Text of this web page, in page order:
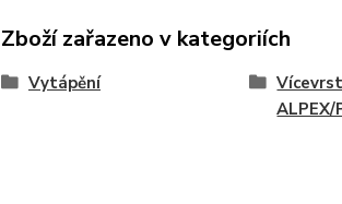
Zboží zařazeno v kategoriích
Vytápění
ALPEX/